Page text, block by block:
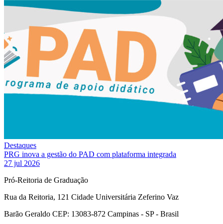
Destaques
PRG inova a gestão do PAD com plataforma integrada
27 jul 2026
Pró-Reitoria de Graduação
Rua da Reitoria, 121 Cidade Universitária Zeferino Vaz
Barão Geraldo CEP: 13083-872 Campinas - SP - Brasil